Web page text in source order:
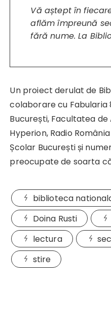
Vă aștept în
aflăm împreună
fără nume. La
Un proiect derulat de
colaborare cu Fabularia
București, Facultatea
Hyperion, Radio
Școlar București și
preocupate de soarta
biblioteca
Doina Rusti
lectura
stire